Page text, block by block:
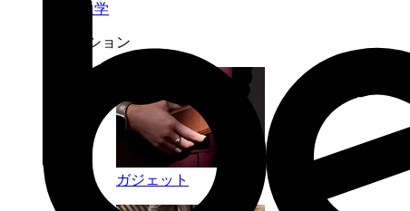
通学
コレクション
ガジェット